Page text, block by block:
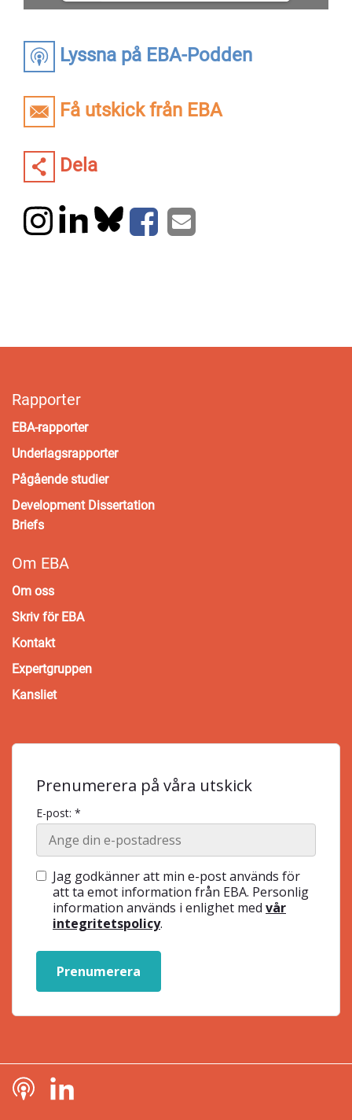
Lyssna på EBA-Podden
Få utskick från EBA
Dela
Rapporter
EBA-rapporter
Underlagsrapporter
Pågående studier
Development Dissertation
Briefs
Om EBA
Om oss
Skriv för EBA
Kontakt
Expertgruppen
Kansliet
Prenumerera på våra utskick
E-post: *
Jag godkänner att min e-post används för
att ta emot information från EBA. Personlig
information används i enlighet med vår
integritetspolicy.
Prenumerera